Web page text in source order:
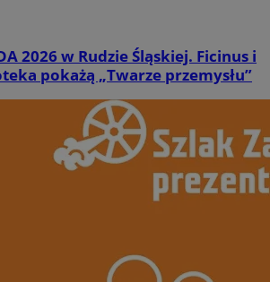
2026 w Rudzie Śląskiej. Ficinus i
pokażą „Twarze przemysłu”